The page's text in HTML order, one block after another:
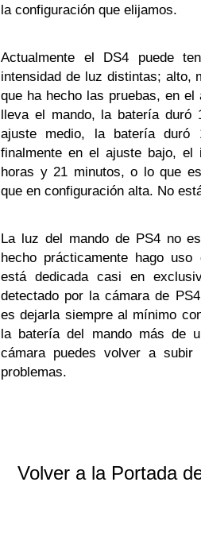
la configuración que elijamos.
Actualmente el DS4 puede
intensidad de luz distintas; alto,
que ha hecho las pruebas, en
lleva el mando, la batería duró
ajuste medio, la batería
finalmente en el ajuste bajo, el
horas y 21 minutos, o lo que
que en configuración alta. No
La luz del mando de PS4 no
hecho prácticamente hago
está dedicada casi en
detectado por la cámara de
es dejarla siempre al mínimo
la batería del mando más de
cámara puedes volver a
problemas.
Volver a la Portada